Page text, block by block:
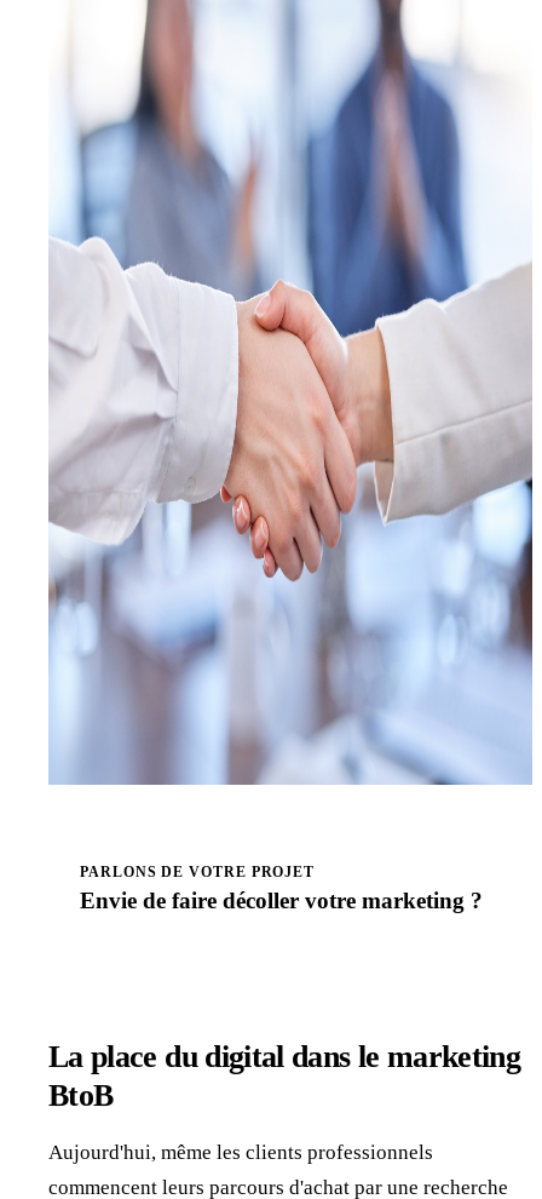
PARLONS DE VOTRE PROJET
Envie de faire décoller votre marketing ?
La place du digital dans le marketing
BtoB
Aujourd'hui, même les clients professionnels
commencent leurs parcours d'achat par une recherche